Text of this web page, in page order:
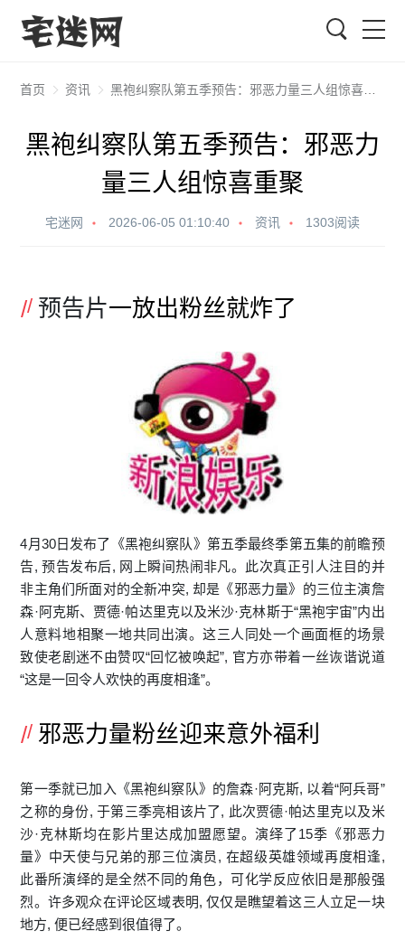
首页 资讯 黑袍纠察队第五季预告：邪恶力量三人组惊喜重聚
黑袍纠察队第五季预告：邪恶力
量三人组惊喜重聚
宅迷网 2026-06-05 01:10:40 资讯 1303阅读
预告片一放出粉丝就炸了
4月30日发布了《黑袍纠察队 》第五季最终季第五集的前瞻预
告, 预告发布后, 网上瞬间热闹非凡。此次真正引人注目的并
非主角们所面对的全新冲突, 却是《邪恶力量》的三位主演詹
森·阿克斯、贾德·帕达里克以及米沙·克林斯于“黑袍宇宙”内出
人意料地相聚一地共同出演。这三人同处一个画面框的场景
致使老剧迷不由赞叹“回忆被唤起”, 官方亦带着一丝诙谐说道
“这是一回令人欢快的再度相逢”。
邪恶力量粉丝迎来意外福利
第一季就已加入《黑袍纠察队》的詹森·阿克斯, 以着“阿兵哥”
之称的身份, 于第三季亮相该片了, 此次贾德·帕达里克以及米
沙·克林斯均在影片里达成加盟愿望。演绎了15季《邪恶力
量》中天使与兄弟的那三位演员, 在超级英雄领域再度相逢,
此番所演绎的是全然不同的角色，可化学反应依旧是那般强
烈。许多观众在评论区域表明, 仅仅是瞧望着这三人立足一块
地方, 便已经感到很值得了。